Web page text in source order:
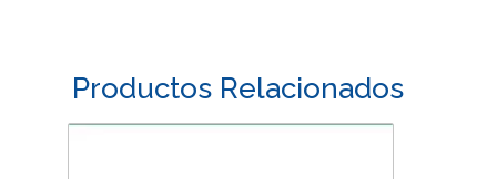
Productos Relacionados